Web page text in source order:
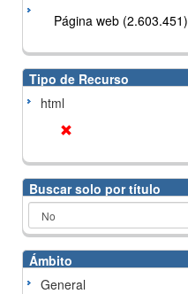
Página web (2.603.451)
Tipo de Recurso
html
Buscar solo por título
Ámbito
General